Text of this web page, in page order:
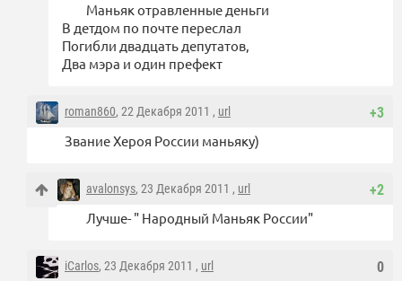
Маньяк отравленные деньги
В детдом по почте переслал
Погибли двадцать депутатов,
Два мэра и один префект
+3
roman860, 22 Декабря 2011 , url
Звание Хероя России маньяку)
+2
avalonsys, 23 Декабря 2011 , url
Лучше- " Народный Маньяк России"
0
iCarlos, 23 Декабря 2011 , url